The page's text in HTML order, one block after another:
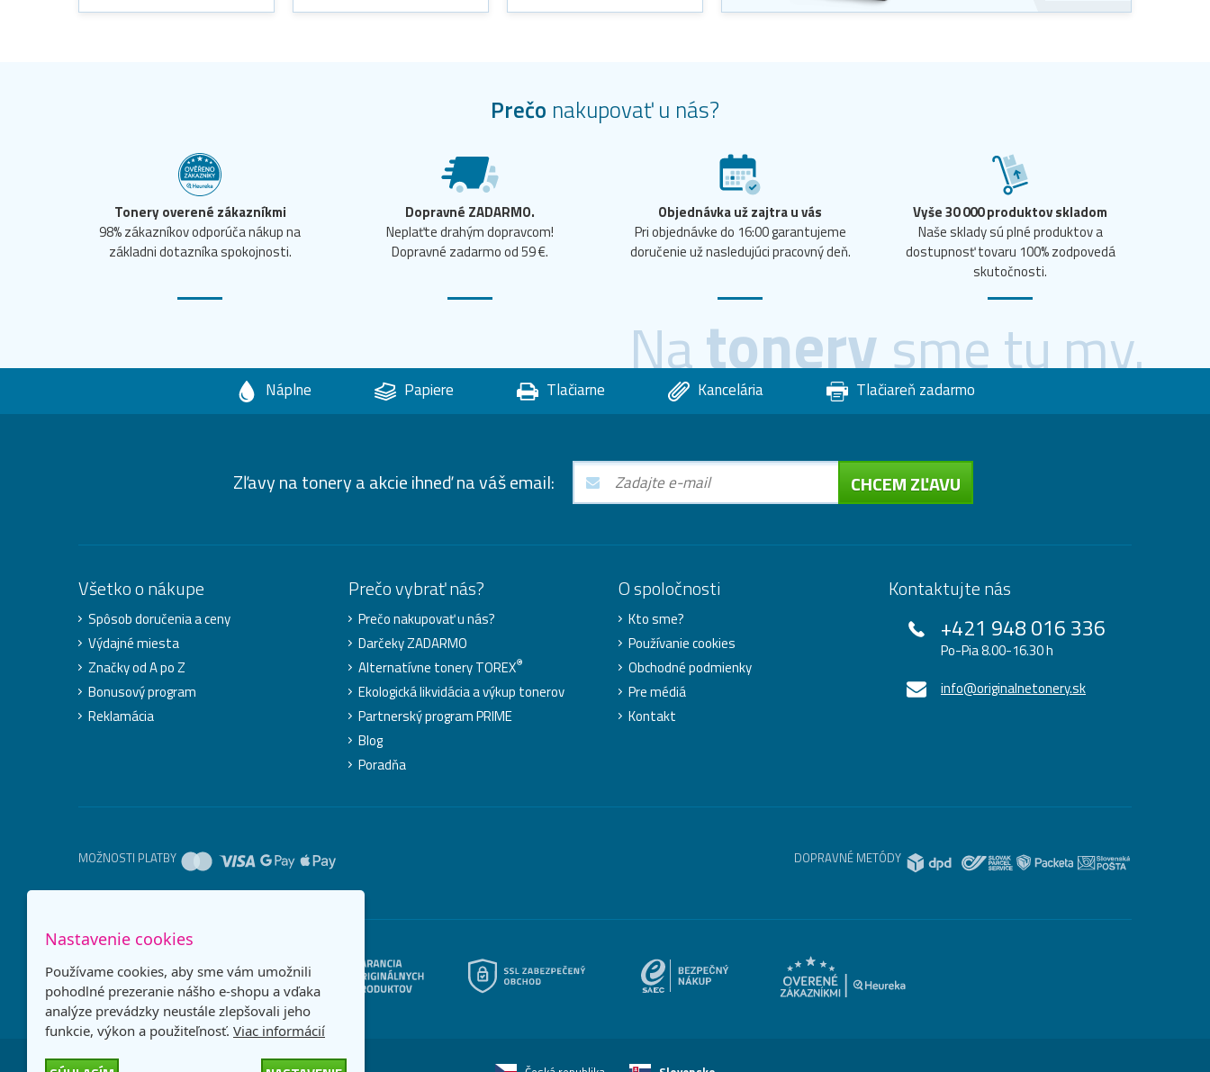
Prečo nakupovať u nás?
Tonery overené zákazníkmi
98% zákazníkov odporúča nákup na
základni dotazníka spokojnosti.
Dopravné ZADARMO.
Neplaťte drahým dopravcom!
Dopravné zadarmo od 59 €.
Objednávka už zajtra u vás
Pri objednávke do 16:00 garantujeme
doručenie už nasledujúci pracovný deň.
Vyše 30 000 produktov skladom
Naše sklady sú plné produktov a
dostupnosť tovaru 100% zodpovedá
skutočnosti.
Natonerysme tu my.
Náplne Papiere Tlačiarne Kancelária Tlačiareň zadarmo
Zľavy na tonery a akcie ihneď na váš email: CHCEM ZĽAVU
Všetko o nákupe
Spôsob doručenia a ceny
Výdajné miesta
Značky od A po Z
Bonusový program
Reklamácia
Prečo vybrať nás?
Prečo nakupovať u nás?
Darčeky ZADARMO
Alternatívne tonery TOREX®
Ekologická likvidácia a výkup tonerov
Partnerský program PRIME
Blog
Poradňa
O spoločnosti
Kto sme?
Používanie cookies
Obchodné podmienky
Pre médiá
Kontakt
Kontaktujte nás
+421 948 016 336
Po-Pia 8.00-16.30 h
info@originalnetonery.sk
MOŽNOSTI PLATBY DOPRAVNÉ METÓDY
Nastavenie cookies
Používame cookies, aby sme vám umožnili
pohodlné prezeranie nášho e-shopu a vďaka
analýze prevádzky neustále zlepšovali jeho
funkcie, výkon a použiteľnosť. Viac informácií